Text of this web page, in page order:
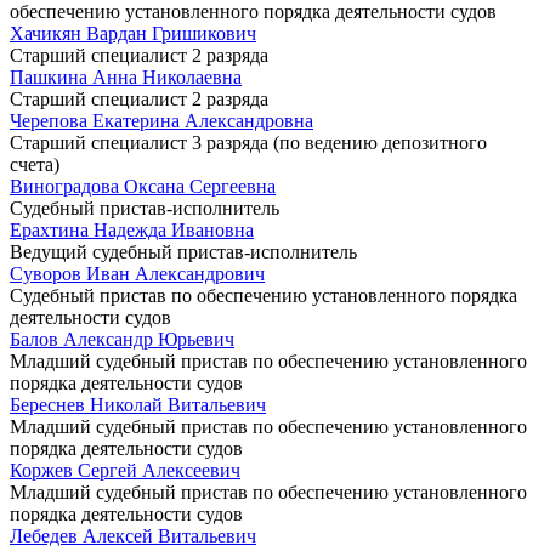
обеспечению установленного порядка деятельности судов
Хачикян Вардан Гришикович
Старший специалист 2 разряда
Пашкина Анна Николаевна
Старший специалист 2 разряда
Черепова Екатерина Александровна
Старший специалист 3 разряда (по ведению депозитного
счета)
Виноградова Оксана Сергеевна
Судебный пристав-исполнитель
Ерахтина Надежда Ивановна
Ведущий судебный пристав-исполнитель
Суворов Иван Александрович
Судебный пристав по обеспечению установленного порядка
деятельности судов
Балов Александр Юрьевич
Младший судебный пристав по обеспечению установленного
порядка деятельности судов
Береснев Николай Витальевич
Младший судебный пристав по обеспечению установленного
порядка деятельности судов
Коржев Сергей Алексеевич
Младший судебный пристав по обеспечению установленного
порядка деятельности судов
Лебедев Алексей Витальевич